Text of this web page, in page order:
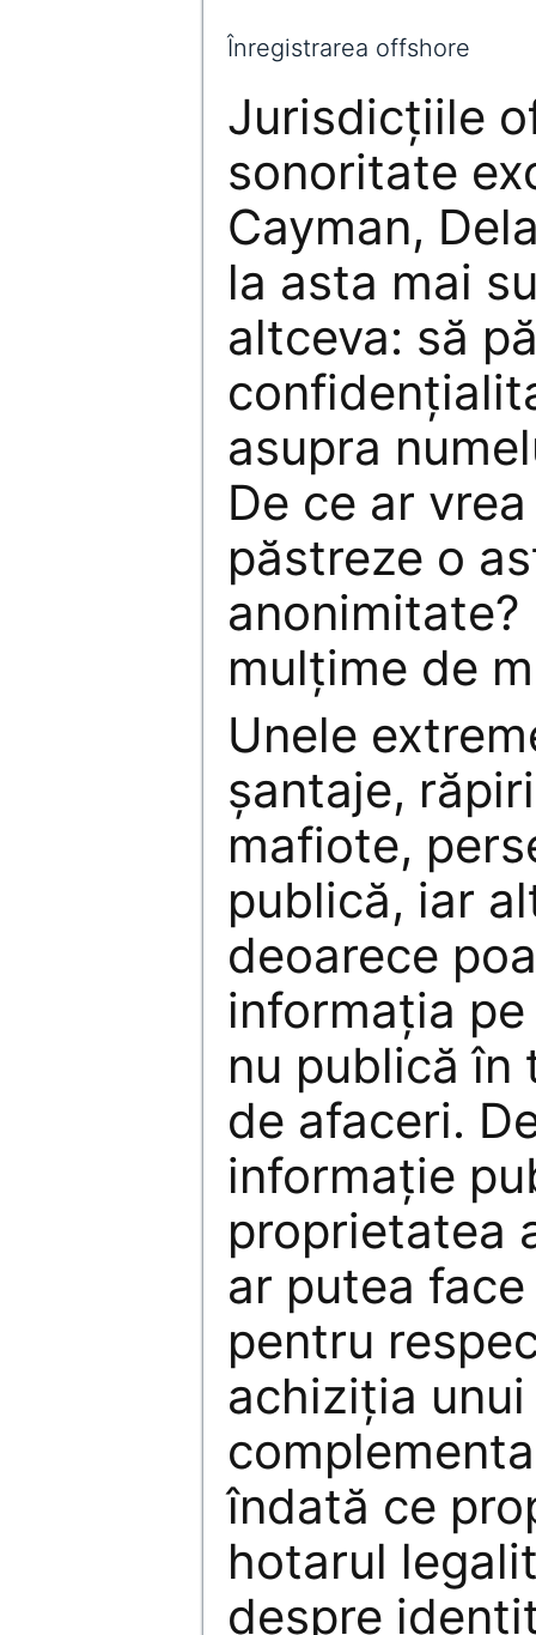
Înregistrarea offshore
Jurisdicțiile
sonoritate
Cayman,
la asta mai
altceva: să
asupra
De ce ar
păstreze o
mulțime de
Unele
șantaje,
mafiote,
publică, iar
deoarece
informația
nu publică în
de afaceri.
informație
proprietatea
ar putea
pentru
achiziția
îndată ce
hotarul
despre